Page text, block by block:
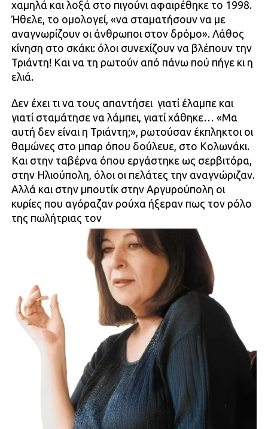
χαμηλά και λοξά στο πιγούνι αφαιρέθηκε το 1998.
Ήθελε, το ομολογεί, «να σταματήσουν να με
αναγνωρίζουν οι άνθρωποι στον δρόμο». Λάθος
κίνηση στο σκάκι: όλοι συνεχίζουν να βλέπουν την
Τριάντη! Και να τη ρωτούν από πάνω πού πήγε κι η
ελιά.
Δεν έχει τι να τους απαντήσει ­ γιατί έλαμπε και
γιατί σταμάτησε να λάμπει, γιατί χάθηκε… «Μα
αυτή δεν είναι η Τριάντη;», ρωτούσαν έκπληκτοι οι
θαμώνες στο μπαρ όπου δούλευε, στο Κολωνάκι.
Και στην ταβέρνα όπου εργάστηκε ως σερβιτόρα,
στην Ηλιούπολη, όλοι οι πελάτες την αναγνώριζαν.
Αλλά και στην μπουτίκ στην Αργυρούπολη οι
κυρίες που αγόραζαν ρούχα ήξεραν πως τον ρόλο
της πωλήτριας τον